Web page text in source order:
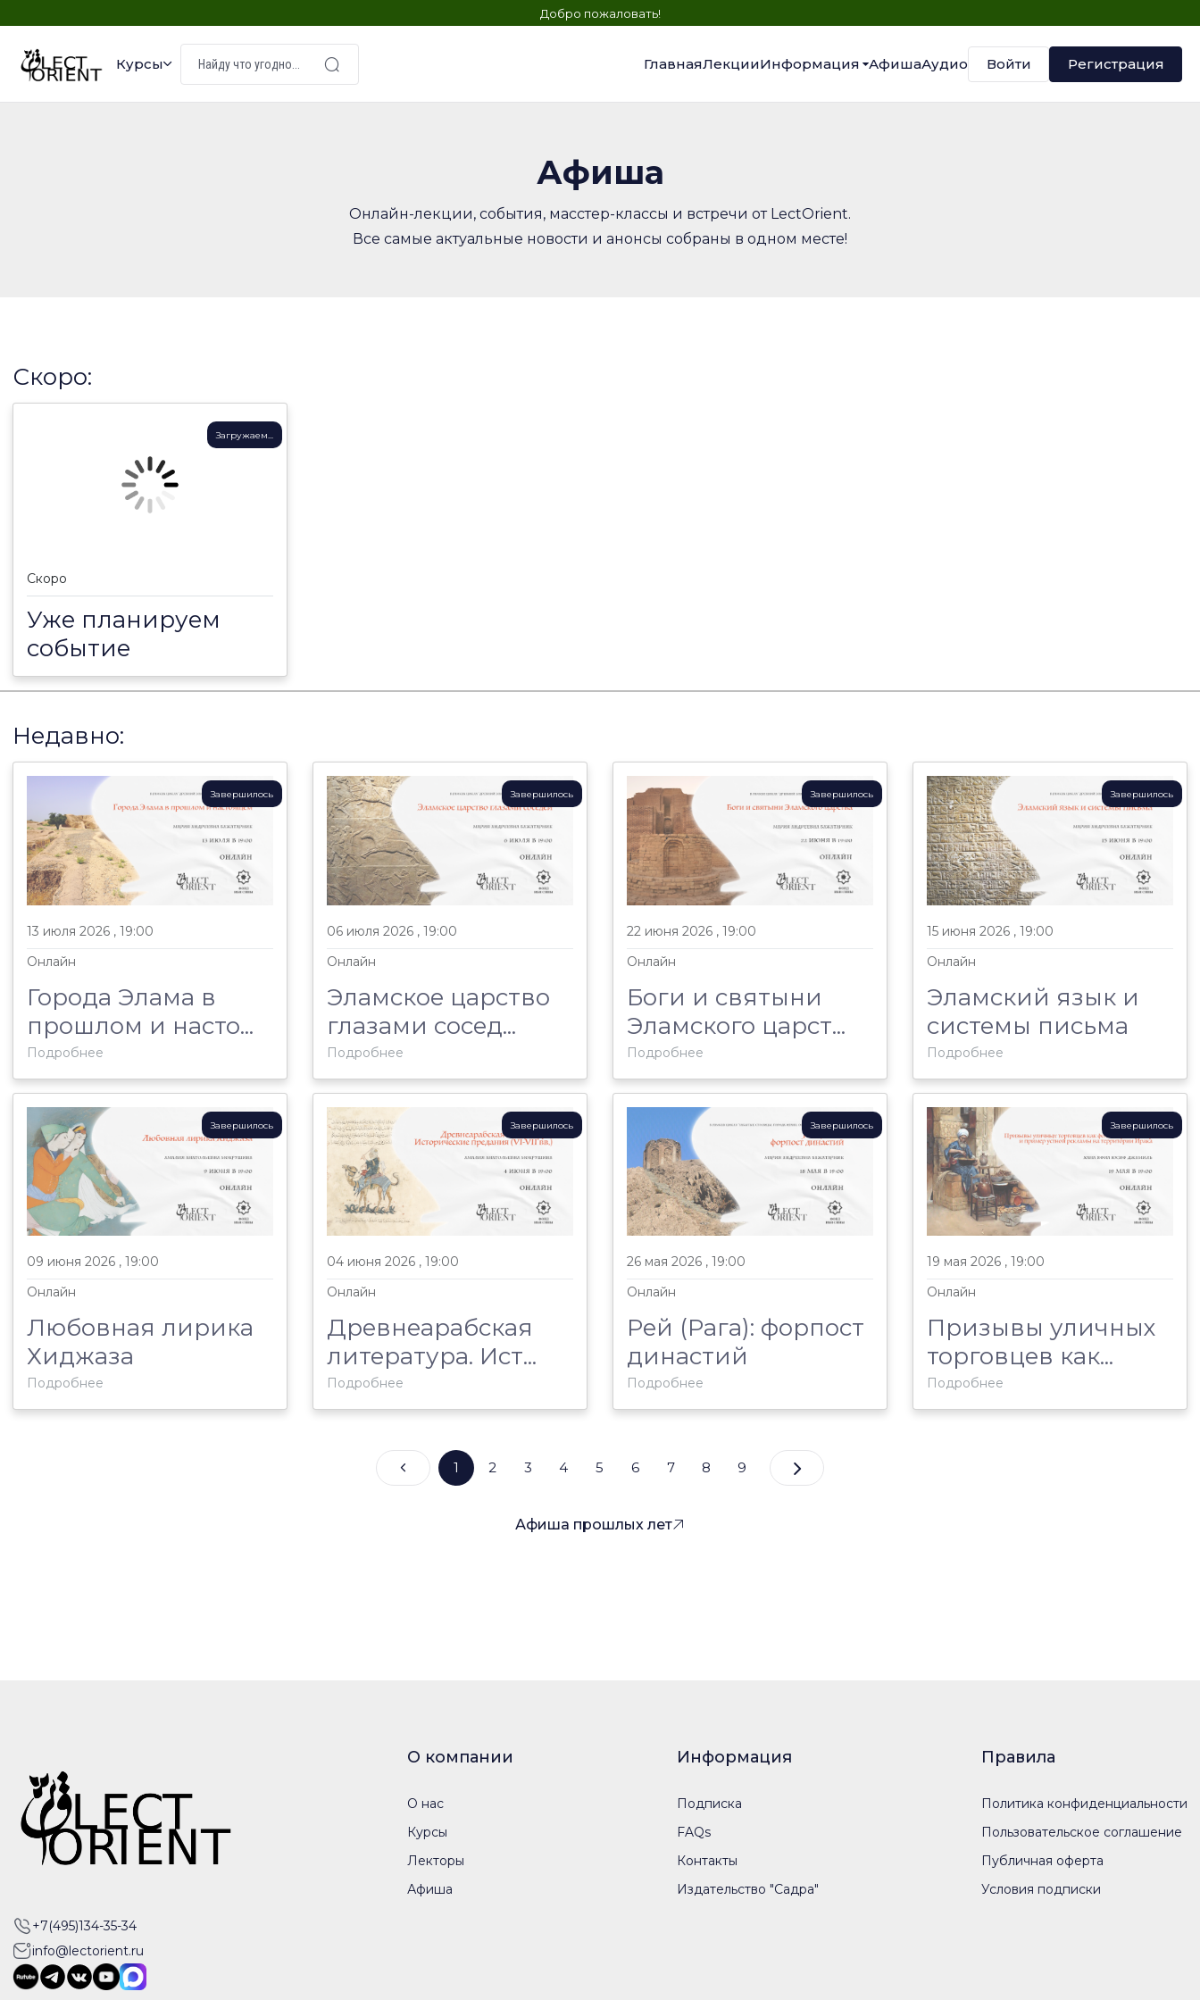
Добро пожаловать!
Курсы ГлавнаяЛекцииИнформация АфишаАудио Войти Регистрация
Афиша
Онлайн-лекции, события, масстер-классы и встречи от LectOrient.
Все самые актуальные новости и анонсы собраны в одном месте!
Скоро:
Загружаем...
Скоро
Уже планируем
событие
Недавно:
Завершилось
13 июля 2026 , 19:00
Онлайн
Города Элама в
прошлом и насто...
Подробнее
Завершилось
06 июля 2026 , 19:00
Онлайн
Эламское царство
глазами сосед...
Подробнее
Завершилось
22 июня 2026 , 19:00
Онлайн
Боги и святыни
Эламского царст...
Подробнее
Завершилось
15 июня 2026 , 19:00
Онлайн
Эламский язык и
системы письма
Подробнее
Завершилось
09 июня 2026 , 19:00
Онлайн
Любовная лирика
Хиджаза
Подробнее
Завершилось
04 июня 2026 , 19:00
Онлайн
Древнеарабская
литература. Ист...
Подробнее
Завершилось
26 мая 2026 , 19:00
Онлайн
Рей (Рага): форпост
династий
Подробнее
Завершилось
19 мая 2026 , 19:00
Онлайн
Призывы уличных
торговцев как...
Подробнее
1 2 3 4 5 6 7 8 9
Афиша прошлых лет
+7(495)134-35-34
info@lectorient.ru
О компании
О нас
Курсы
Лекторы
Афиша
Информация
Подписка
FAQs
Контакты
Издательство "Садра"
Правила
Политика конфиденциальности
Пользовательское соглашение
Публичная оферта
Условия подписки